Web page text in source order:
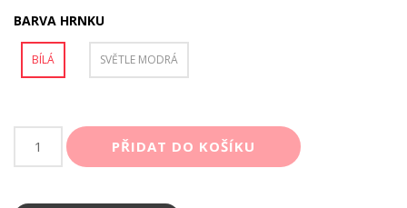
BARVA HRNKU
BÍLÁ SVĚTLE MODRÁ
Skvělý
PŘIDAT DO KOŠÍKU